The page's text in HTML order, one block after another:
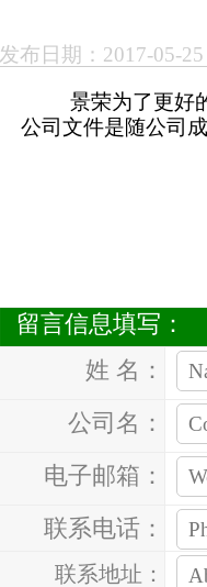
发布日期：2017-05-
景荣为了更好的
公司文件是随公司
留言信息填写：
姓 名：
公司名：
电子邮箱：
联系电话：
联系地址：